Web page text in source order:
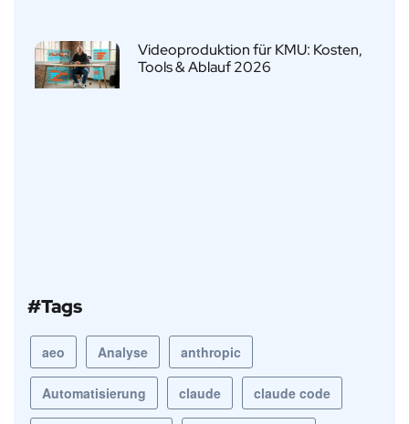
Videoproduktion für KMU: Kosten,
Tools & Ablauf 2026
#Tags
aeo Analyse anthropic
Automatisierung claude claude code